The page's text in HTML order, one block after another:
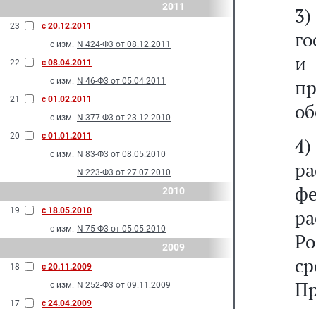
2011
23
с 20.12.2011
с изм. N 424-Ф3 от 08.12.2011
22
с 08.04.2011
с изм. N 46-Ф3 от 05.04.2011
21
с 01.02.2011
с изм. N 377-Ф3 от 23.12.2010
20
с 01.01.2011
с изм. N 83-Ф3 от 08.05.2010
N 223-Ф3 от 27.07.2010
2010
19
с 18.05.2010
с изм. N 75-Ф3 от 05.05.2010
2009
18
с 20.11.2009
с изм. N 252-Ф3 от 09.11.2009
17
с 24.04.2009
и